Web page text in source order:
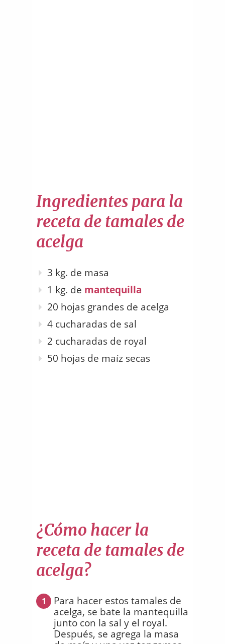
Ingredientes para la
receta de tamales de
acelga
3 kg. de masa
1 kg. de mantequilla
20 hojas grandes de acelga
4 cucharadas de sal
2 cucharadas de royal
50 hojas de maíz secas
¿Cómo hacer la
receta de tamales de
acelga?
1
Para hacer estos tamales de
acelga, se bate la mantequilla
junto con la sal y el royal.
Después, se agrega la masa